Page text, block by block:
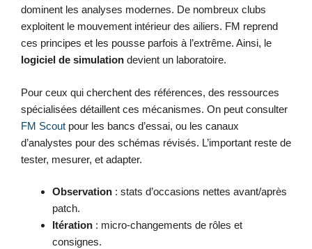
dominent les analyses modernes. De nombreux clubs
exploitent le mouvement intérieur des ailiers. FM reprend
ces principes et les pousse parfois à l’extrême. Ainsi, le
logiciel de simulation devient un laboratoire.
Pour ceux qui cherchent des références, des ressources
spécialisées détaillent ces mécanismes. On peut consulter
FM Scout pour les bancs d’essai, ou les canaux
d’analystes pour des schémas révisés. L’important reste de
tester, mesurer, et adapter.
Observation : stats d’occasions nettes avant/après
patch.
Itération : micro-changements de rôles et
consignes.